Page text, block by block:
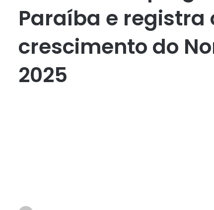
Paraíba e registra
crescimento do
2025